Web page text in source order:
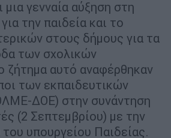
γενναία αύξηση στη
την παιδεία και το
στους δήμους για τα
των σχολικών
ζήτημα αυτό αναφέρθηκαν
των εκπαιδευτικών
ΔΟΕ) στην συνάντηση
(2 Σεπτεμβρίου) με την
του υπουργείου Παιδείας.